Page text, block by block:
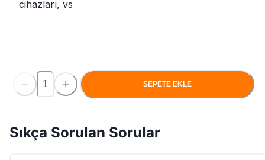
cihazları, vs
SEPETE EKLE
Sıkça Sorulan Sorular